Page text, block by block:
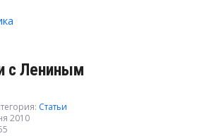
с Лениным
Статьи
2010